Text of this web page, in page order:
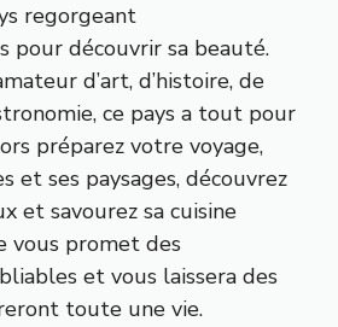
regorgeant
pour découvrir sa beauté.
d’art, d’histoire, de
ce pays a tout pour
préparez votre voyage,
et ses paysages, découvrez
et savourez sa cuisine
vous promet des
et vous laissera des
toute une vie.